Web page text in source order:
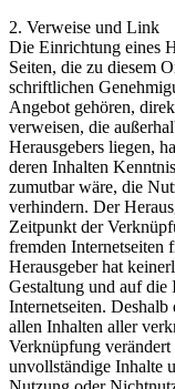
2. Verweise und Link
Die Einrichtung eines
Seiten, die zu diesem
schriftlichen
Angebot gehören,
verweisen, die
Herausgebers liegen,
deren Inhalten
zumutbar wäre, die
verhindern. Der
Zeitpunkt der
fremden Internetseiten
Herausgeber hat
Gestaltung und auf die
Internetseiten.
allen Inhalten aller
Verknüpfung
unvollständige Inhalte